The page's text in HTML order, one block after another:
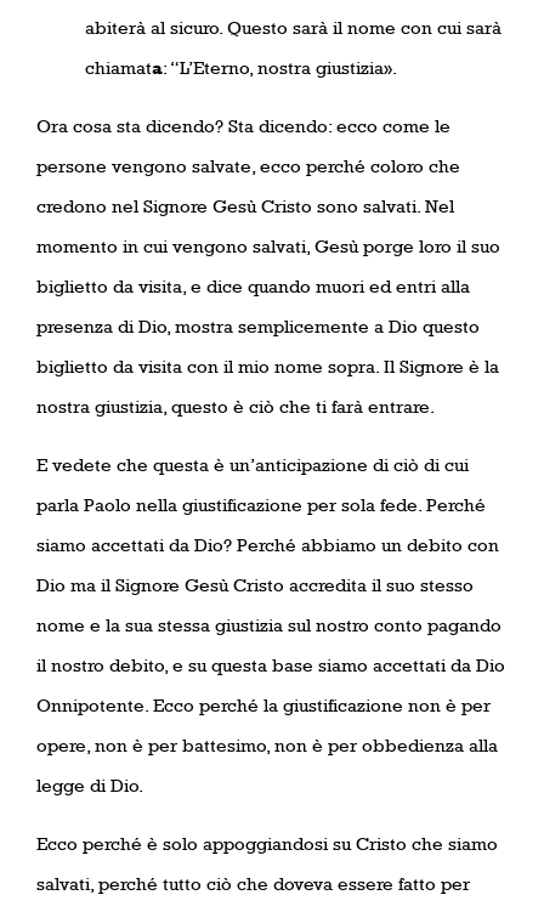
abiterà al sicuro. Questo sarà il nome con cui sarà
chiamata: “L’Eterno, nostra giustizia».
Ora cosa sta dicendo? Sta dicendo: ecco come le
persone vengono salvate, ecco perché coloro che
credono nel Signore Gesù Cristo sono salvati. Nel
momento in cui vengono salvati, Gesù porge loro il suo
biglietto da visita, e dice quando muori ed entri alla
presenza di Dio, mostra semplicemente a Dio questo
biglietto da visita con il mio nome sopra. Il Signore è la
nostra giustizia, questo è ciò che ti farà entrare.
E vedete che questa è un’anticipazione di ciò di cui
parla Paolo nella giustificazione per sola fede. Perché
siamo accettati da Dio? Perché abbiamo un debito con
Dio ma il Signore Gesù Cristo accredita il suo stesso
nome e la sua stessa giustizia sul nostro conto pagando
il nostro debito, e su questa base siamo accettati da Dio
Onnipotente. Ecco perché la giustificazione non è per
opere, non è per battesimo, non è per obbedienza alla
legge di Dio.
Ecco perché è solo appoggiandosi su Cristo che siamo
salvati, perché tutto ciò che doveva essere fatto per